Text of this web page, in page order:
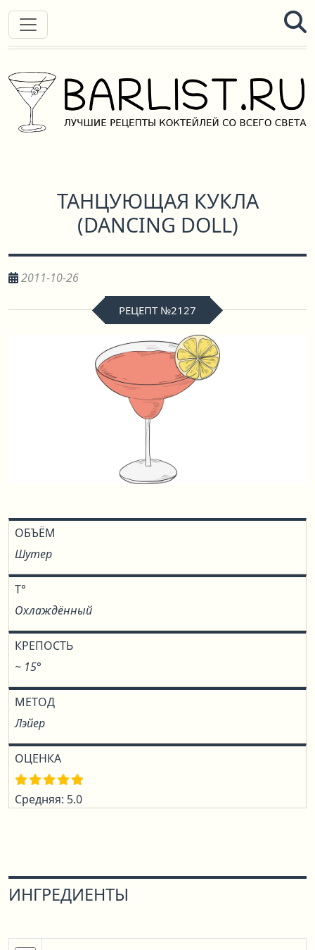
ТАНЦУЮЩАЯ КУКЛА
(DANCING DOLL)
2011-10-26
РЕЦЕПТ №2127
ОБЪЁМ
Шутер
T°
Охлаждённый
КРЕПОСТЬ
~ 15°
МЕТОД
Лэйер
ОЦЕНКА
Средняя: 5.0
ИНГРЕДИЕНТЫ